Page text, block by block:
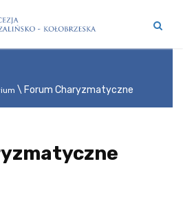
Forum Charyzmatyczne